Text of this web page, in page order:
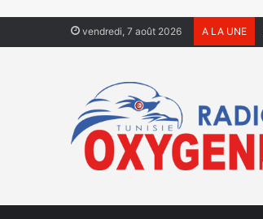
vendredi, 7 août 2026 A LA UNE